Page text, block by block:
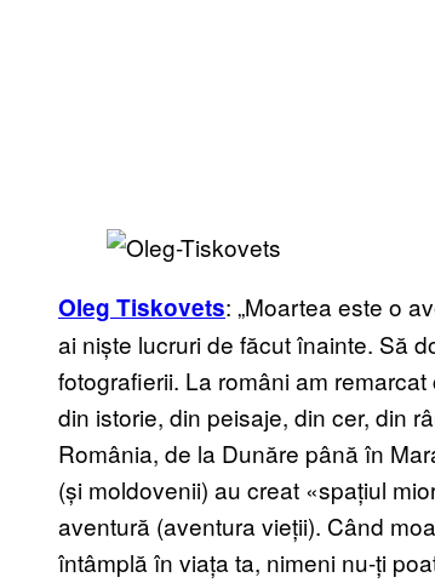
Oleg Tiskovets: „Moartea este o
ai niște lucruri de făcut înainte. Să
fotografierii. La români am
din istorie, din peisaje, din cer, din
România, de la Dunăre până în
(și moldovenii) au creat «spațiul
aventură (aventura vieții). Când
întâmplă în viața ta, nimeni nu-ți